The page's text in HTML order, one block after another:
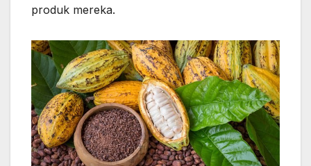
produk mereka.